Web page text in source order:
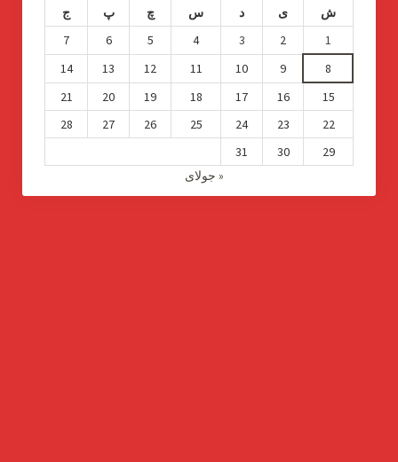
ش
ی د س چ پ
ج
1
2
3
4
5
6
7
8
9
10
11
12
13
14
15
16
17
18
19
20
21
22
23
24
25
26
27
28
29
30
31
« جولای